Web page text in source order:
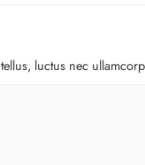
luctus nec